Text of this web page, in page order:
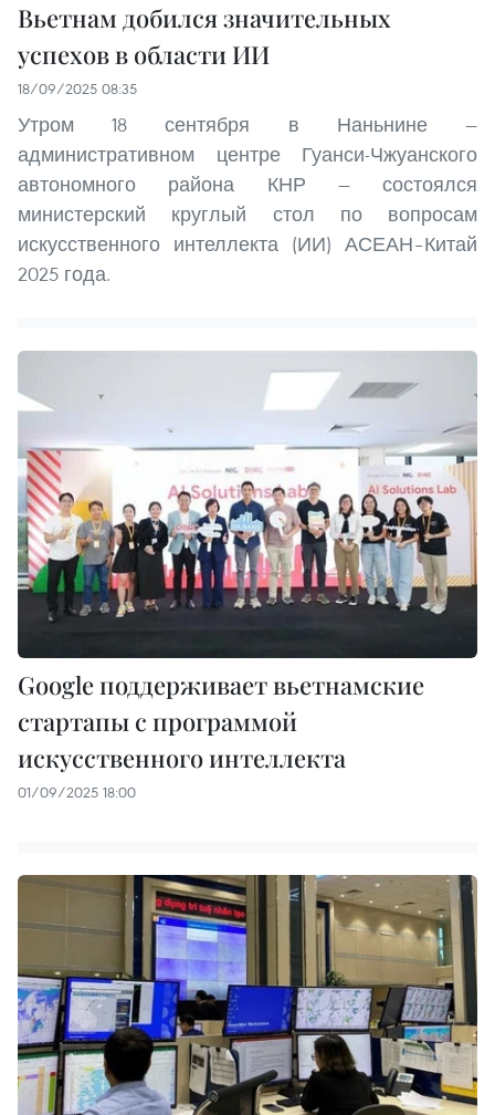
Вьетнам добился значительных
успехов в области ИИ
18/09/2025 08:35
Утром 18 сентября в Наньнине —
административном центре Гуанси-Чжуанского
автономного района КНР — состоялся
министерский круглый стол по вопросам
искусственного интеллекта (ИИ) АСЕАН–Китай
2025 года.
Google поддерживает вьетнамские
стартапы с программой
искусственного интеллекта
01/09/2025 18:00